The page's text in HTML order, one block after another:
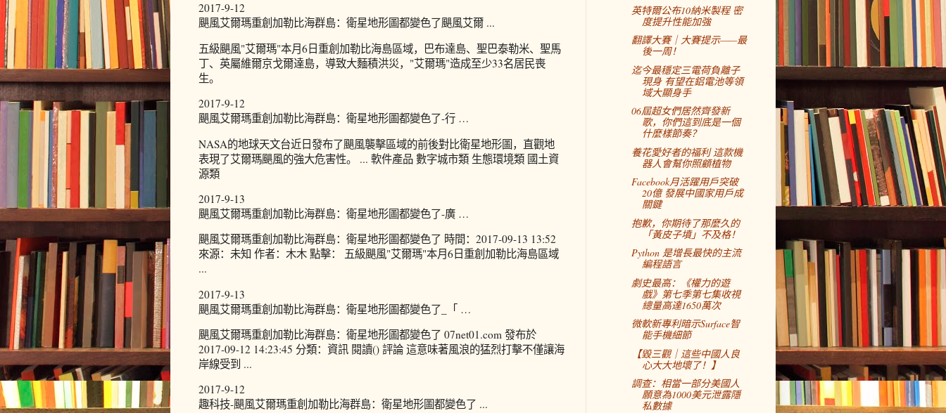
2017-9-12
颶風艾爾瑪重創加勒比海群島：衛星地形圖都變色了颶風艾爾 ...
五級颶風"艾爾瑪"本月6日重創加勒比海島區域，巴布達島、聖巴泰勒米、聖馬
丁、英屬維爾京戈爾達島，導致大麵積洪災，"艾爾瑪"造成至少33名居民喪
生。
2017-9-12
颶風艾爾瑪重創加勒比海群島：衛星地形圖都變色了-行 …
NASA的地球天文台近日發布了颶風襲擊區域的前後對比衛星地形圖，直觀地
表現了艾爾瑪颶風的強大危害性。 ... 軟件產品 數字城市類 生態環境類 國土資
源類
2017-9-13
颶風艾爾瑪重創加勒比海群島：衛星地形圖都變色了-廣 …
颶風艾爾瑪重創加勒比海群島：衛星地形圖都變色了 時間：2017-09-13 13:52
來源：未知 作者：木木 點擊： 五級颶風"艾爾瑪"本月6日重創加勒比海島區域
...
2017-9-13
颶風艾爾瑪重創加勒比海群島：衛星地形圖都變色了_「 …
颶風艾爾瑪重創加勒比海群島：衛星地形圖都變色了 07net01.com 發布於
2017-09-12 14:23:45 分類：資訊 閱讀() 評論 這意味著風浪的猛烈打擊不僅讓海
岸線受到 ...
2017-9-12
趣科技-颶風艾爾瑪重創加勒比海群島：衛星地形圖都變色了 ...
英特爾公布10納米製程 密
度提升性能加強
翻譯大賽｜大賽提示——最
後一周！
迄今最穩定三電荷負離子
現身 有望在鋁電池等領
域大顯身手
06屆超女們居然齊發新
歌，你們這到底是一個
什麼樣節奏？
養花愛好者的福利 這款機
器人會幫你照顧植物
Facebook月活躍用戶突破
20億 發展中國家用戶成
關鍵
抱歉，你期待了那麼久的
「黃皮子墳」不及格！
Python 是增長最快的主流
編程語言
劇史最高：《權力的遊
戲》第七季第七集收視
總量高達1650萬次
微軟新專利暗示Surface智
能手機細節
【毀三觀｜這些中國人良
心大大地壞了！】
調查：相當一部分美國人
願意為1000美元泄露隱
私數據